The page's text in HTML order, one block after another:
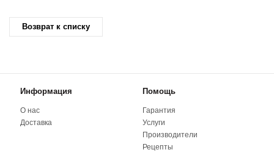
Возврат к списку
Информация Помощь
О нас
Доставка
Гарантия
Услуги
Производители
Рецепты